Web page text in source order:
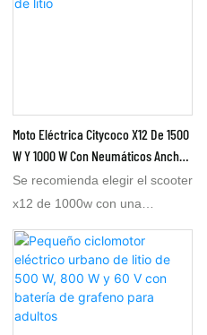
conductores, tanto hombres
alto rendimiento entre los
scooters eléctricos. Su potente
aceleración en un segundo
ciclo satisface a los
conductores. En regiones
montañosas, se necesitan
1500 W para este scooter
eléctrico. En carreteras llanas
comunes, el scooter eléctrico
Moto Eléctrica Citycoco X12 De 1500
W Y 1000 W Con Neumáticos Anchos
Y Batería De Litio
Se recomienda elegir el scooter
x12 de 1000w con una
potencia de motor de 1000w
con una batería de litio de
60v24ah para mantener un
alcance más largo de 80 km. El
scooter eléctrico fat trie x12